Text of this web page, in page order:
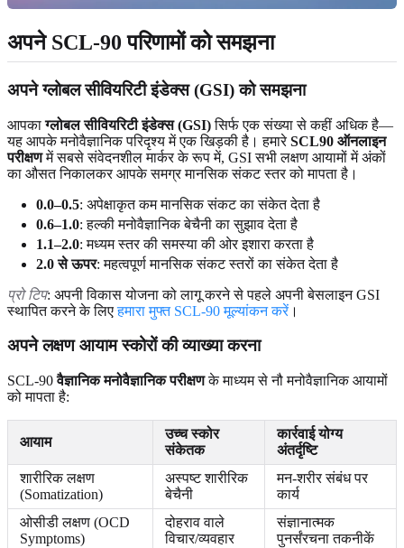
अपने SCL-90 परिणामों को समझना
अपने ग्लोबल सीवियरिटी इंडेक्स (GSI) को समझना
आपकाग्लोबल सीवियरिटी इंडेक्स (GSI)सिर्फ एक संख्या से कहीं अधिक है—
यह आपके मनोवैज्ञानिक परिदृश्य में एक खिड़की है। हमारेSCL90 ऑनलाइन
परीक्षणमें सबसे संवेदनशील मार्कर के रूप में, GSI सभी लक्षण आयामों में अंकों
का औसत निकालकर आपके समग्र मानसिक संकट स्तर को मापता है।
0.0–0.5: अपेक्षाकृत कम मानसिक संकट का संकेत देता है
0.6–1.0: हल्की मनोवैज्ञानिक बेचैनी का सुझाव देता है
1.1–2.0: मध्यम स्तर की समस्या की ओर इशारा करता है
2.0 से ऊपर: महत्वपूर्ण मानसिक संकट स्तरों का संकेत देता है
प्रो टिप: अपनी विकास योजना को लागू करने से पहले अपनी बेसलाइन GSI
स्थापित करने के लिएहमारा मुफ्त SCL-90 मूल्यांकन करें ।
अपने लक्षण आयाम स्कोरों की व्याख्या करना
SCL-90वैज्ञानिक मनोवैज्ञानिक परीक्षणके माध्यम से नौ मनोवैज्ञानिक आयामों
को मापता है:
आयाम
उच्च स्कोर
संकेतक
कार्रवाई योग्य
अंतर्दृष्टि
शारीरिक लक्षण
(Somatization)
अस्पष्ट शारीरिक
बेचैनी
मन-शरीर संबंध पर
कार्य
ओसीडी लक्षण (OCD
Symptoms)
दोहराव वाले
विचार/व्यवहार
संज्ञानात्मक
पुनर्संरचना तकनीकें